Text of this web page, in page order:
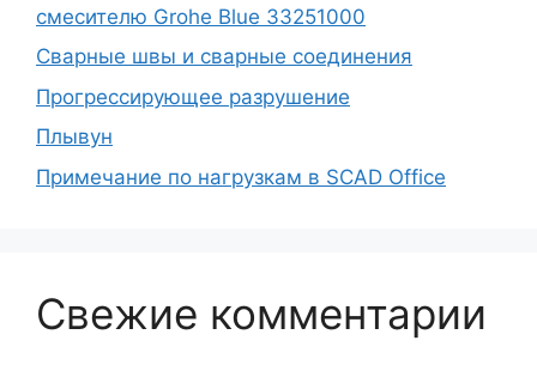
смесителю Grohe Blue 33251000
Сварные швы и сварные соединения
Прогрессирующее разрушение
Плывун
Примечание по нагрузкам в SCAD Office
Свежие комментарии